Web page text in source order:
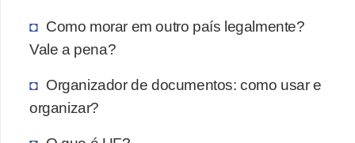
Como morar em outro país legalmente?
Vale a pena?
Organizador de documentos: como usar e
organizar?